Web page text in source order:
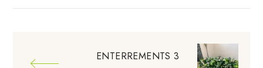
ENTERREMENTS 3